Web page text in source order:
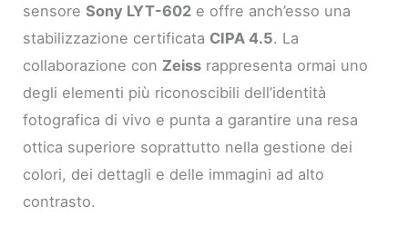
sensoreSony LYT-602 e offre anch’esso una
stabilizzazione certificata CIPA 4.5. La
collaborazione con Zeiss rappresenta ormai uno
degli elementi più riconoscibili dell’identità
fotografica di vivo e punta a garantire una resa
ottica superiore soprattutto nella gestione dei
colori, dei dettagli e delle immagini ad alto
contrasto.